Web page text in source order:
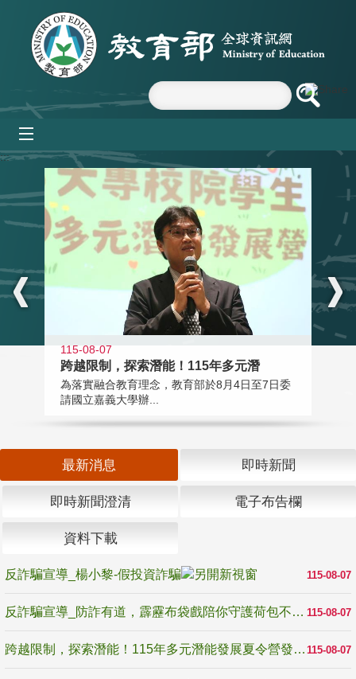
跳到主要內容區塊
:::
115-08-07
跨越限制，探索潛能！115年多元潛
為落實融合教育理念，教育部於8月4日至7日委
請國立嘉義大學辦...
最新消息 即時新聞
即時新聞澄清 電子布告欄
資料下載
115-08-07
反詐騙宣導_楊小黎-假投資詐騙
115-08-07
反詐騙宣導_防詐有道，霹靂布袋戲陪你守護荷包不受騙
115-08-07
跨越限制，探索潛能！115年多元潛能發展夏令營發掘生命無限可能